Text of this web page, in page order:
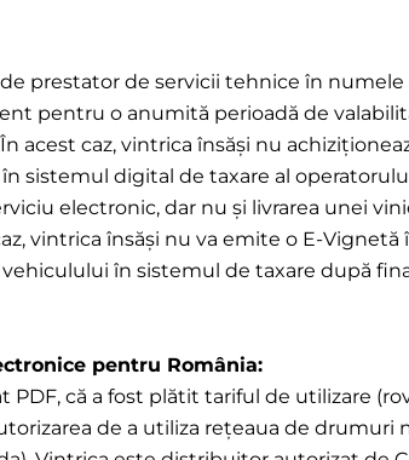
prestator de servicii tehnice în
pentru o anumită perioadă de
caz, vintrica însăși nu
sistemul digital de taxare al
electronic, dar nu și livrarea unei
vintrica însăși nu va emite o E-
în sistemul de taxare după
pentru România:
că a fost plătit tariful de utilizare
de a utiliza rețeaua de drumuri